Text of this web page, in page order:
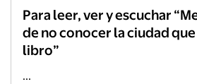
Para leer, ver y escuchar
de no conocer la ciudad que
libro”
...